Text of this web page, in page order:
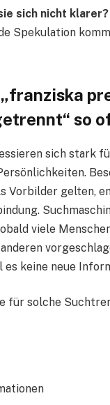
sich nicht klarer?
Spekulation
so
sich stark
Vorbilder gelten,
viele
es keine neue
für solche